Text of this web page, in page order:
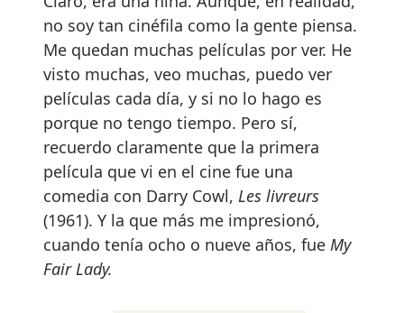
no soy tan cinéfila como la gente piensa.
Me quedan muchas películas por ver. He
visto muchas, veo muchas, puedo ver
películas cada día, y si no lo hago es
porque no tengo tiempo. Pero sí,
recuerdo claramente que la primera
película que vi en el cine fue una
comedia con Darry Cowl, Les livreurs
(1961). Y la que más me impresionó,
cuando tenía ocho o nueve años, fue My
Fair Lady.